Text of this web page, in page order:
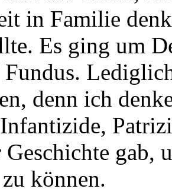
in Familie
Es ging um
Fundus.
denn ich
gab,
können.